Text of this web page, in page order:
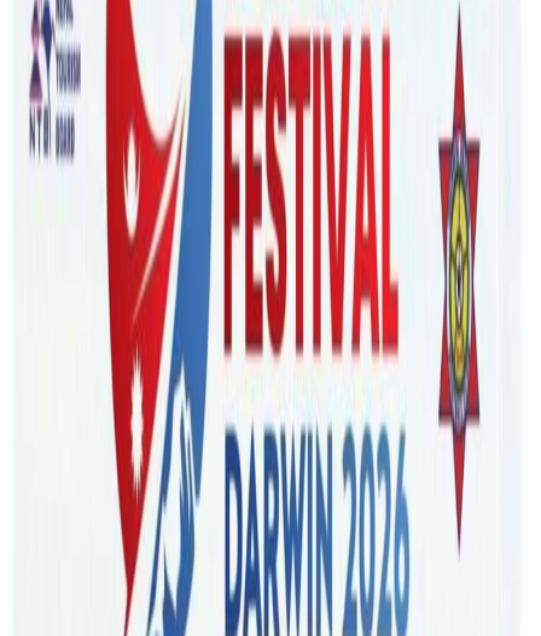
Wednesday, 2023 September 6 / 2:01 pm
अ+
ब्रिजबेन । डार्विनको बाल हेरचाह केन्द्रमा एक बालकको अचानक मृत्यु